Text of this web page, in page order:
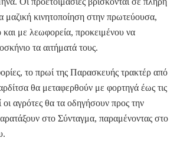
μαζική κινητοποίηση στην πρωτεύουσα,
με λεωφορεία, προκειμένου να
τα αιτήματά τους.
το πρωί της Παρασκευής τρακτέρ από
θα μεταφερθούν με φορτηγά έως τις
οι αγρότες θα τα οδηγήσουν προς την
στο Σύνταγμα, παραμένοντας στο